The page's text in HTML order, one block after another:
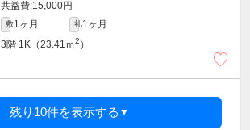
15,000円
敷1ヶ月 礼1ヶ月
3階 1K（23.41ｍ2 ）
残り10件を表示する ▼